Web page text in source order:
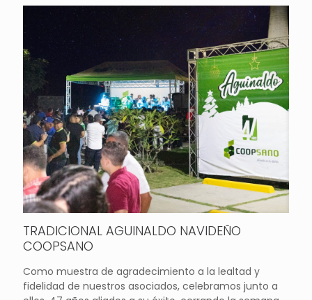
TRADICIONAL AGUINALDO NAVIDEÑO
COOPSANO
Como muestra de agradecimiento a la lealtad y
fidelidad de nuestros asociados, celebramos junto a